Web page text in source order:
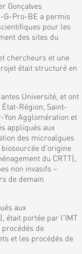
Gonçalves
G-Pro-BE a permis
pour les
des sites du
chercheurs et une
était structuré en
Université, et ont
Région, Saint-
Agglomération et
appliqués aux
des microalgues
d'origine
du CRTT),
non invasifs –
de demain
aux
était portée par l'IMT
de
et les procédés de